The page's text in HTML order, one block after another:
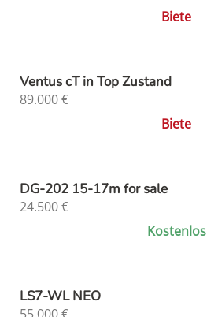
Biete
Ventus cT in Top Zustand
89.000€
Biete
DG-202 15-17m for sale
24.500€
Kostenlos
LS7-WL NEO